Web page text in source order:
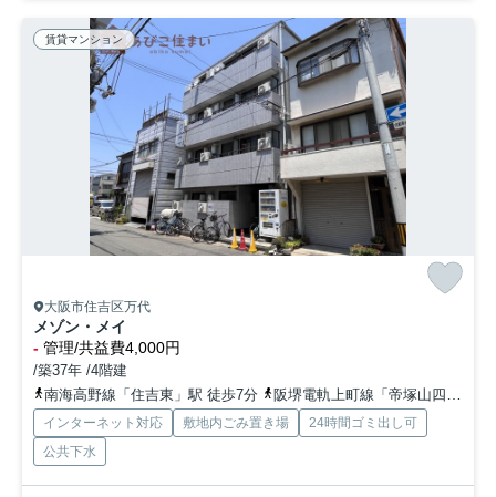
賃貸マンション
大阪市住吉区万代
メゾン・メイ
- 管理/共益費4,000円
/築37年 /4階建
南海高野線「住吉東」駅 徒歩7分
阪堺電軌上町線「帝塚山四丁目」駅 徒歩7分
インターネット対応 敷地内ごみ置き場
24時間ゴミ出し可
公共下水